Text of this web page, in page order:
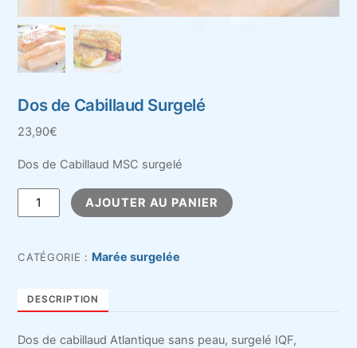
Dos de Cabillaud Surgelé
23,90€
Dos de Cabillaud MSC surgelé
quantité
de
de
AJOUTER AU PANIER
CATÉGORIE : Marée surgelée
DESCRIPTION
Dos de cabillaud Atlantique sans peau, surgelé IQF,